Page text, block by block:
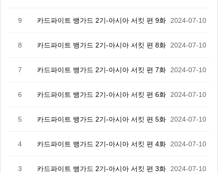
9 카드파이트 뱅가드 2기-아시아 서킷 편 9화 2024-07-10
8 카드파이트 뱅가드 2기-아시아 서킷 편 8화 2024-07-10
7 카드파이트 뱅가드 2기-아시아 서킷 편 7화 2024-07-10
6 카드파이트 뱅가드 2기-아시아 서킷 편 6화 2024-07-10
5 카드파이트 뱅가드 2기-아시아 서킷 편 5화 2024-07-10
4 카드파이트 뱅가드 2기-아시아 서킷 편 4화 2024-07-10
3 카드파이트 뱅가드 2기-아시아 서킷 편 3화 2024-07-10